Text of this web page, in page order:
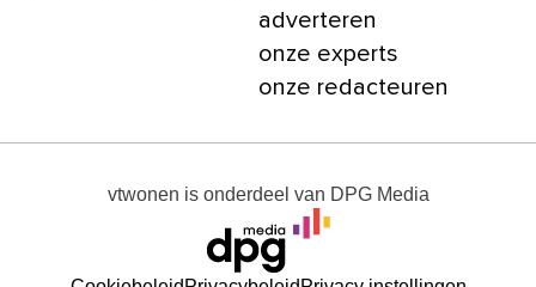
adverteren
onze experts
onze redacteuren
vtwonen is onderdeel van DPG Media